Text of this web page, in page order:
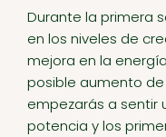
Durante la primera
en los niveles de
mejora en la
posible aumento de
empezarás a sentir
potencia y los